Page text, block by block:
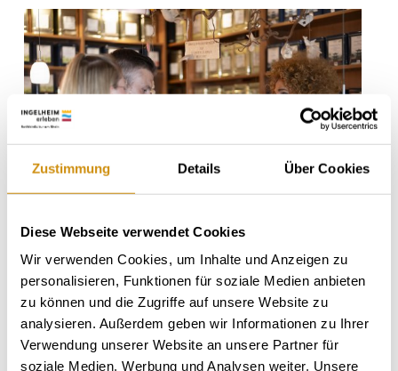
Zustimmung Details Über Cookies
Diese Webseite verwendet Cookies
Wir verwenden Cookies, um Inhalte und Anzeigen zu
personalisieren, Funktionen für soziale Medien anbieten
zu können und die Zugriffe auf unsere Website zu
analysieren. Außerdem geben wir Informationen zu Ihrer
Verwendung unserer Website an unsere Partner für
soziale Medien, Werbung und Analysen weiter. Unsere